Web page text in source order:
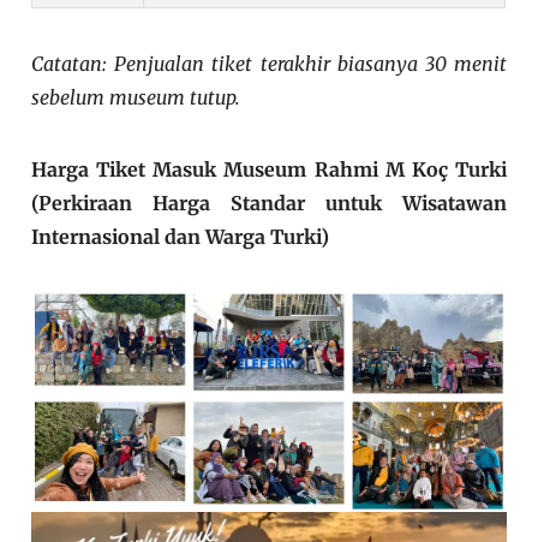
Catatan: Penjualan tiket terakhir biasanya 30 menit
sebelum museum tutup.
Harga Tiket Masuk Museum Rahmi M Koç Turki
(Perkiraan Harga Standar untuk Wisatawan
Internasional dan Warga Turki)